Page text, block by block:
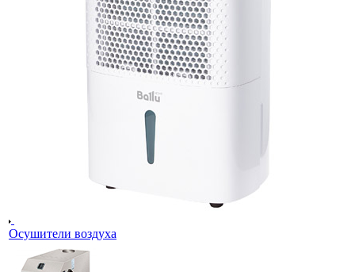
Осушители воздуха